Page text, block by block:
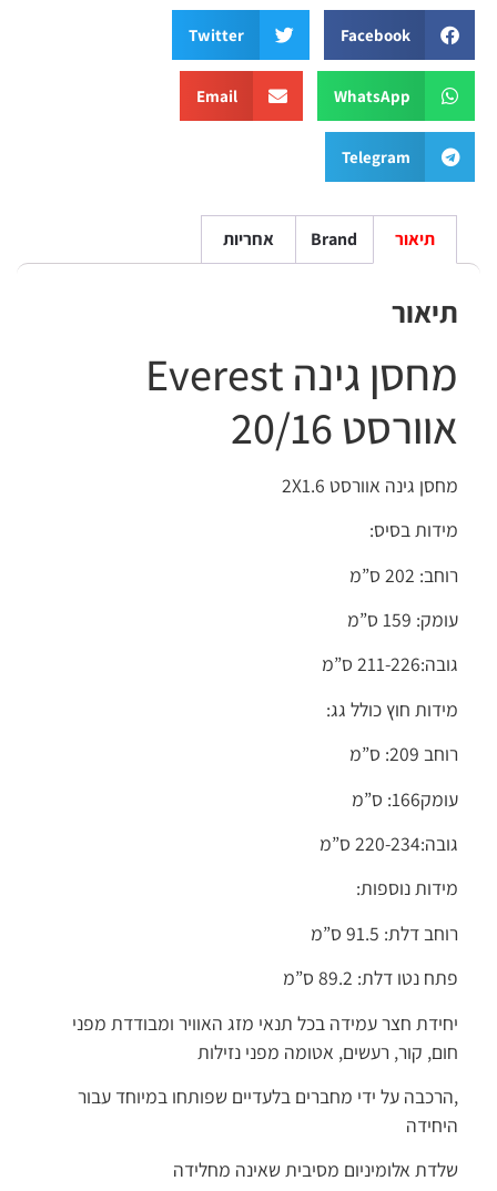
Facebook
Twitter
WhatsApp
Email
Telegram
תיאור Brand אחריות
תיאור
מחסן גינה Everest
אוורסט 20/16
מחסן גינה אוורסט 2X1.6
מידות בסיס:
רוחב: 202 ס”מ
עומק: 159 ס”מ
גובה:211-226 ס”מ
מידות חוץ כולל גג:
רוחב 209: ס”מ
עומק166: ס”מ
גובה:220-234 ס”מ
מידות נוספות:
רוחב דלת: 91.5 ס”מ
פתח נטו דלת: 89.2 ס”מ
יחידת חצר עמידה בכל תנאי מזג האוויר ומבודדת מפני
חום, קור, רעשים, אטומה מפני נזילות
,הרכבה על ידי מחברים בלעדיים שפותחו במיוחד עבור
היחידה
שלדת אלומיניום מסיבית שאינה מחלידה